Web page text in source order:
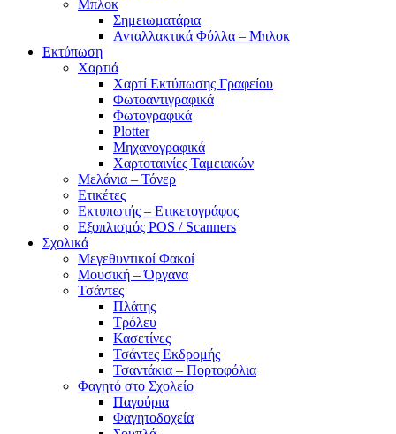
Μπλοκ
Σημειωματάρια
Ανταλλακτικά Φύλλα – Μπλοκ
Εκτύπωση
Χαρτιά
Χαρτί Εκτύπωσης Γραφείου
Φωτοαντιγραφικά
Φωτογραφικά
Plotter
Μηχανογραφικά
Χαρτοταινίες Ταμειακών
Μελάνια – Τόνερ
Ετικέτες
Εκτυπωτής – Ετικετογράφος
Εξοπλισμός POS / Scanners
Σχολικά
Μεγεθυντικοί Φακοί
Μουσική – Όργανα
Τσάντες
Πλάτης
Τρόλευ
Κασετίνες
Τσάντες Εκδρομής
Τσαντάκια – Πορτοφόλια
Φαγητό στο Σχολείο
Παγούρια
Φαγητοδοχεία